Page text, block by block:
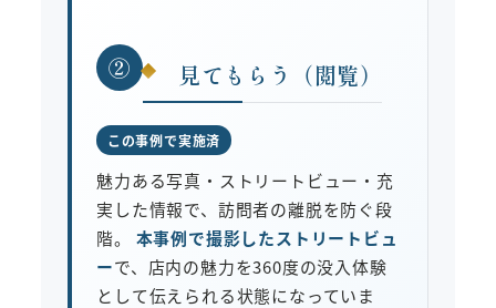
② 見てもらう（閲覧）
この事例で実施済
魅力ある写真・ストリートビュー・充
実した情報で、訪問者の離脱を防ぐ段
階。 本事例で撮影したストリートビュ
ーで、店内の魅力を360度の没入体験
として伝えられる状態になっていま